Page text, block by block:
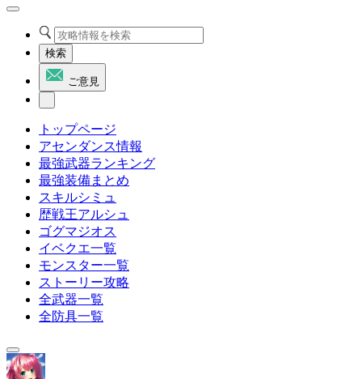
検索
ご意見
トップページ
アセンダンス情報
最強武器ランキング
最強装備まとめ
スキルシミュ
歴戦王アルシュ
ゴグマジオス
イベクエ一覧
モンスター一覧
ストーリー攻略
全武器一覧
全防具一覧